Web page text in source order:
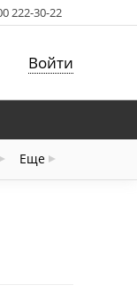
222-30-22
Войти
Еще